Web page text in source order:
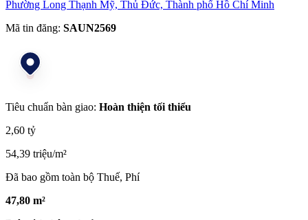
Phường Long Thạnh Mỹ, Thủ Đức, Thành phố Hồ Chí Minh
Mã tin đăng: SAUN2569
Tiêu chuẩn bàn giao: Hoàn thiện tối thiểu
2,60 tỷ
54,39 triệu/m²
Đã bao gồm toàn bộ Thuế, Phí
47,80 m²